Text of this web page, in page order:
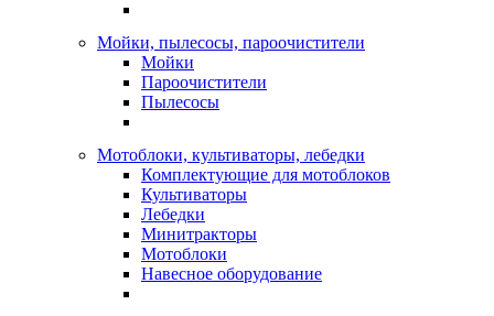
Мойки, пылесосы, пароочистители
Мойки
Пароочистители
Пылесосы
Мотоблоки, культиваторы, лебедки
Комплектующие для мотоблоков
Культиваторы
Лебедки
Минитракторы
Мотоблоки
Навесное оборудование